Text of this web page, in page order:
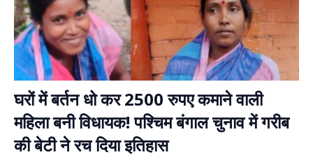
घरों में बर्तन धो कर 2500 रुपए कमाने वाली
महिला बनी विधायक! पश्चिम बंगाल चुनाव में गरीब
की बेटी ने रच दिया इतिहास